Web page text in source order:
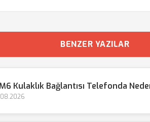
BENZER YAZILAR
Kulaklık Bağlantısı Telefonda